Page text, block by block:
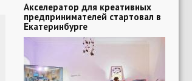
Акселератор для креативных
предпринимателей стартовал в
Екатеринбурге